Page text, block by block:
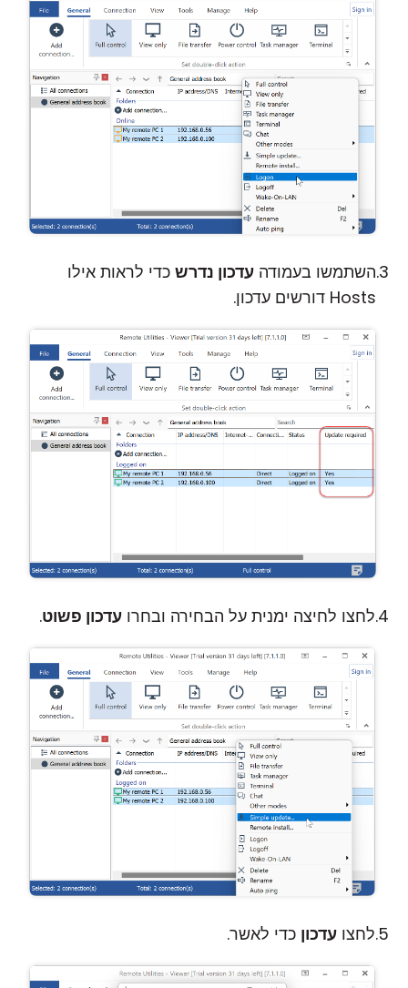
השתמשו בעמודה עדכון נדרש כדי לראות אילו
Hosts דורשים עדכון.
לחצו לחיצה ימנית על הבחירה ובחרו עדכון פשוט.
לחצו עדכון כדי לאשר.